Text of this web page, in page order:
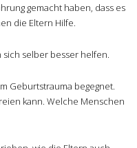
gemacht haben, dass es
die Eltern Hilfe.
sich selber besser helfen.
Geburtstrauma begegnet.
kann. Welche Menschen